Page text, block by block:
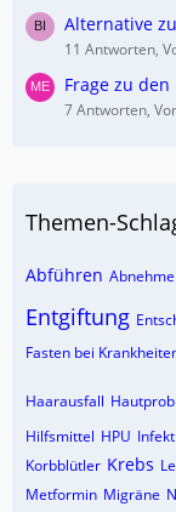
Alternative
11 Antworten,
Frage zu
7 Antworten,
Themen-
Abführen
Entgiftung
Fasten bei
Haarausfall
Hilfsmittel HPU
Korbblütler Krebs
Metformin Migräne